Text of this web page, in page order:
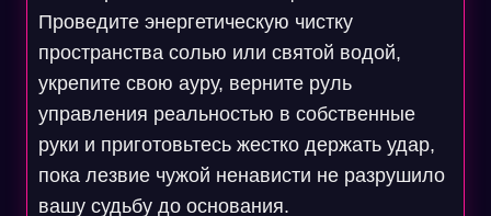
Проведите энергетическую чистку
пространства солью или святой водой,
укрепите свою ауру, верните руль
управления реальностью в собственные
руки и приготовьтесь жестко держать удар,
пока лезвие чужой ненависти не разрушило
вашу судьбу до основания.